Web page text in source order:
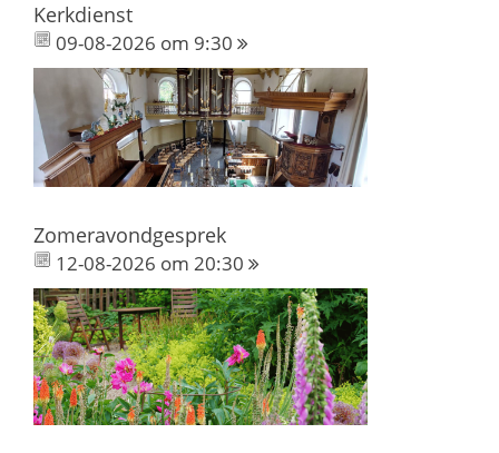
Kerkdienst
09-08-2026 om 9:30
Zomeravondgesprek
12-08-2026 om 20:30